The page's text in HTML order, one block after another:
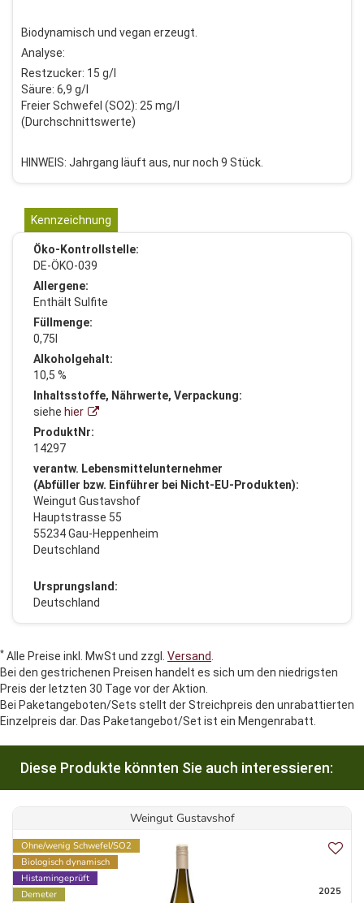
Biodynamisch und vegan erzeugt.
Analyse:
Restzucker: 15 g/l
Säure: 6,9 g/l
Freier Schwefel (SO2): 25 mg/l
(Durchschnittswerte)
HINWEIS: Jahrgang läuft aus, nur noch 9 Stück.
Kennzeichnung
Öko-Kontrollstelle:
DE-ÖKO-039
Allergene:
Enthält Sulfite
Füllmenge:
0,75l
Alkoholgehalt:
10,5 %
Inhaltsstoffe, Nährwerte, Verpackung:
siehe hier
ProduktNr:
14297
verantw. Lebensmittelunternehmer
(Abfüller bzw. Einführer bei Nicht-EU-Produkten):
Weingut Gustavshof
Hauptstrasse 55
55234 Gau-Heppenheim
Deutschland
Ursprungsland:
Deutschland
* Alle Preise inkl. MwSt und zzgl. Versand
Bei den gestrichenen Preisen handelt es sich um den niedrigsten
Preis der letzten 30 Tage vor der Aktion.
Bei Paketangeboten/Sets stellt der Streichpreis den unrabattierten
Einzelpreis dar. Das Paketangebot/Set ist ein Mengenrabatt.
Diese Produkte könnten Sie auch interessieren:
Weingut Gustavshof
Ohne/wenig Schwefel/SO2
Biologisch dynamisch
Histamingeprüft
Demeter
2025